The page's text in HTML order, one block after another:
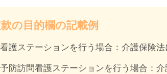
の目的欄の記載例
護ステーションを行う場合：介護保険
防訪問看護ステーションを行う場合：